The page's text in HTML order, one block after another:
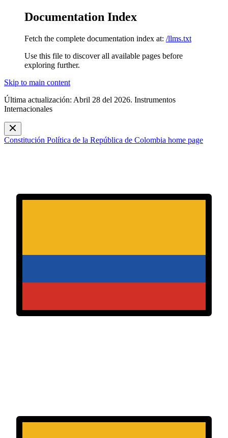
Documentation Index
Fetch the complete documentation index at: /llms.txt
Use this file to discover all available pages before
exploring further.
Skip to main content
Última actualización: Abril 28 del 2026. Instrumentos
Internacionales
Constitución Política de la República de Colombia home page